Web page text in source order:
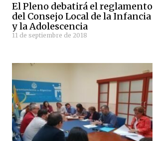
El Pleno debatirá el reglamento
del Consejo Local de la Infancia
y la Adolescencia
11 de septiembre de 2018